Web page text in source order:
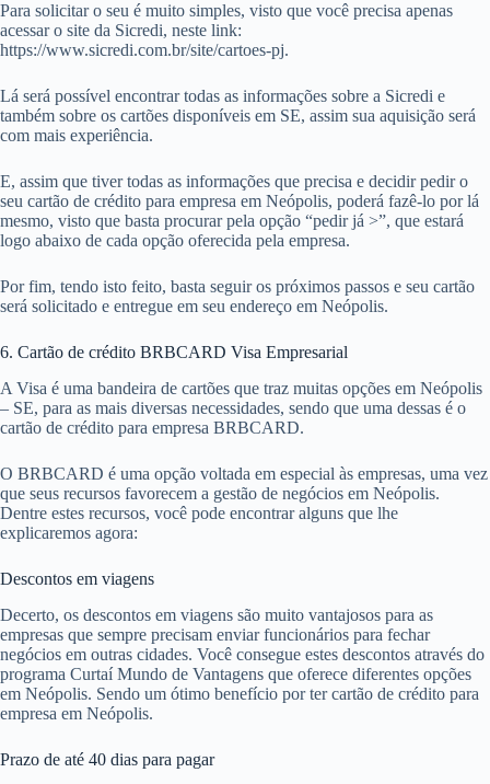
Para solicitar o seu é muito simples, visto que você precisa apenas
acessar o site da Sicredi, neste link:
https://www.sicredi.com.br/site/cartoes-pj.
Lá será possível encontrar todas as informações sobre a Sicredi e
também sobre os cartões disponíveis em SE, assim sua aquisição será
com mais experiência.
E, assim que tiver todas as informações que precisa e decidir pedir o
seu cartão de crédito para empresa em Neópolis, poderá fazê-lo por lá
mesmo, visto que basta procurar pela opção “pedir já >”, que estará
logo abaixo de cada opção oferecida pela empresa.
Por fim, tendo isto feito, basta seguir os próximos passos e seu cartão
será solicitado e entregue em seu endereço em Neópolis.
6. Cartão de crédito BRBCARD Visa Empresarial
A Visa é uma bandeira de cartões que traz muitas opções em Neópolis
– SE, para as mais diversas necessidades, sendo que uma dessas é o
cartão de crédito para empresa BRBCARD.
O BRBCARD é uma opção voltada em especial às empresas, uma vez
que seus recursos favorecem a gestão de negócios em Neópolis.
Dentre estes recursos, você pode encontrar alguns que lhe
explicaremos agora:
Descontos em viagens
Decerto, os descontos em viagens são muito vantajosos para as
empresas que sempre precisam enviar funcionários para fechar
negócios em outras cidades. Você consegue estes descontos através do
programa Curtaí Mundo de Vantagens que oferece diferentes opções
em Neópolis. Sendo um ótimo benefício por ter cartão de crédito para
empresa em Neópolis.
Prazo de até 40 dias para pagar